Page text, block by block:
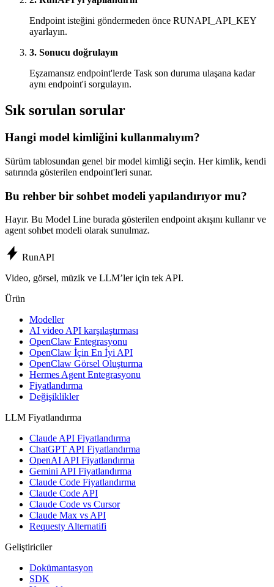
Endpoint isteğini göndermeden önce RUNAPI_API_KEY
ayarlayın.
3. Sonucu doğrulayın
Eşzamansız endpoint'lerde Task son duruma ulaşana kadar
aynı endpoint'i sorgulayın.
Sık sorulan sorular
Hangi model kimliğini kullanmalıyım?
Sürüm tablosundan genel bir model kimliği seçin. Her kimlik, kendi
satırında gösterilen endpoint'leri sunar.
Bu rehber bir sohbet modeli yapılandırıyor mu?
Hayır. Bu Model Line burada gösterilen endpoint akışını kullanır ve
agent sohbet modeli olarak sunulmaz.
RunAPI
Video, görsel, müzik ve LLM’ler için tek API.
Ürün
Modeller
AI video API karşılaştırması
OpenClaw Entegrasyonu
OpenClaw İçin En İyi API
OpenClaw Görsel Oluşturma
Hermes Agent Entegrasyonu
Fiyatlandırma
Değişiklikler
LLM Fiyatlandırma
Claude API Fiyatlandırma
ChatGPT API Fiyatlandırma
OpenAI API Fiyatlandırma
Gemini API Fiyatlandırma
Claude Code Fiyatlandırma
Claude Code API
Claude Code vs Cursor
Claude Max vs API
Requesty Alternatifi
Geliştiriciler
Dokümantasyon
SDK